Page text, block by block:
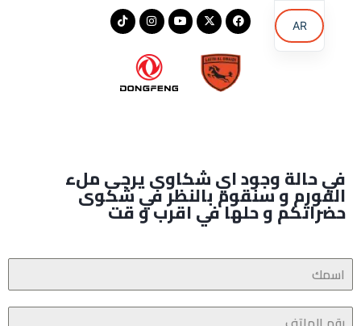
في حالة وجود اي شكاوى يرجى ملء
الفورم و سنقوم بالنظر في شكوى
حضراتكم و حلها في اقرب و قت
AR
EN